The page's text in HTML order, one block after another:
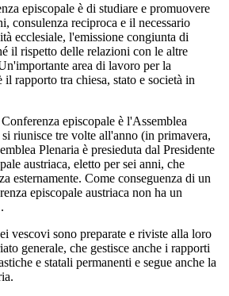
episcopale è di studiare e promuovere
consulenza reciproca e il necessario
ecclesiale, l'emissione congiunta di
il rispetto delle relazioni con le altre
area di lavoro per la
il rapporto tra chiesa, stato e società in
episcopale è l'Assemblea
riunisce tre volte all'anno (in primavera,
Plenaria è presieduta dal Presidente
austriaca, eletto per sei anni, che
esternamente. Come conseguenza di un
episcopale austriaca non ha un
vescovi sono preparate e riviste alla loro
generale, che gestisce anche i rapporti
e statali permanenti e segue anche la